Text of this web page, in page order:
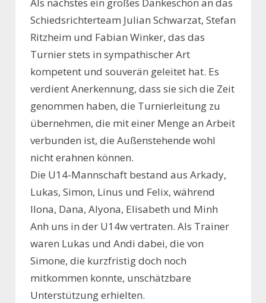
Als nächstes ein großes Dankeschön an das
Schiedsrichterteam Julian Schwarzat, Stefan
Ritzheim und Fabian Winker, das das
Turnier stets in sympathischer Art
kompetent und souverän geleitet hat. Es
verdient Anerkennung, dass sie sich die Zeit
genommen haben, die Turnierleitung zu
übernehmen, die mit einer Menge an Arbeit
verbunden ist, die Außenstehende wohl
nicht erahnen können.
Die U14-Mannschaft bestand aus Arkady,
Lukas, Simon, Linus und Felix, während
Ilona, Dana, Alyona, Elisabeth und Minh
Anh uns in der U14w vertraten. Als Trainer
waren Lukas und Andi dabei, die von
Simone, die kurzfristig doch noch
mitkommen konnte, unschätzbare
Unterstützung erhielten.